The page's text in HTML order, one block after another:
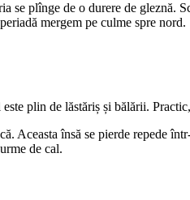
se plînge de o durere de gleznă.
mergem pe culme spre nord.
plin de lăstăriș și bălării.
Aceasta însă se pierde repede
de cal.